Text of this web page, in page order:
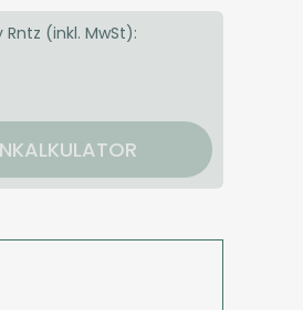
(inkl. MwSt):